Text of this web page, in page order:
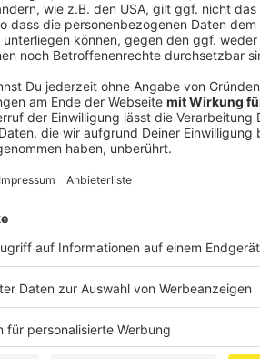
Erleichterungen gelten auch für den
Sportarten ist ab Montag auch in
Freien für Gruppen bis zu 30 Personen
Freizeitsport können unter Auflagen
* Appell: Die Krisenstäbe weisen aus
Maßnahmen auch weiterhin
Arbeitsplatz, da besonders hier die
Beachtung in Quarantäne geschickt
von 1,50 Metern, das Tragen eines
Kontaktbeschränkungen gelten
weiterhin um solidarisches Verhalten
Bürgerinnen und Bürger.
* Infos zu aktuellen Entwicklungen: Die
und Entscheidungen der
(www.land.nrw/corona), des NRW-